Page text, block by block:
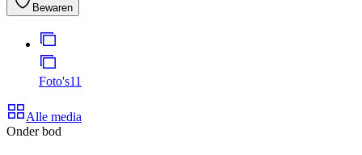
Bewaren
Foto's11
Alle media
Onder bod